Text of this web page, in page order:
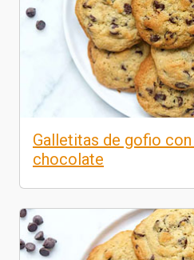
Galletitas de gofio con
chocolate